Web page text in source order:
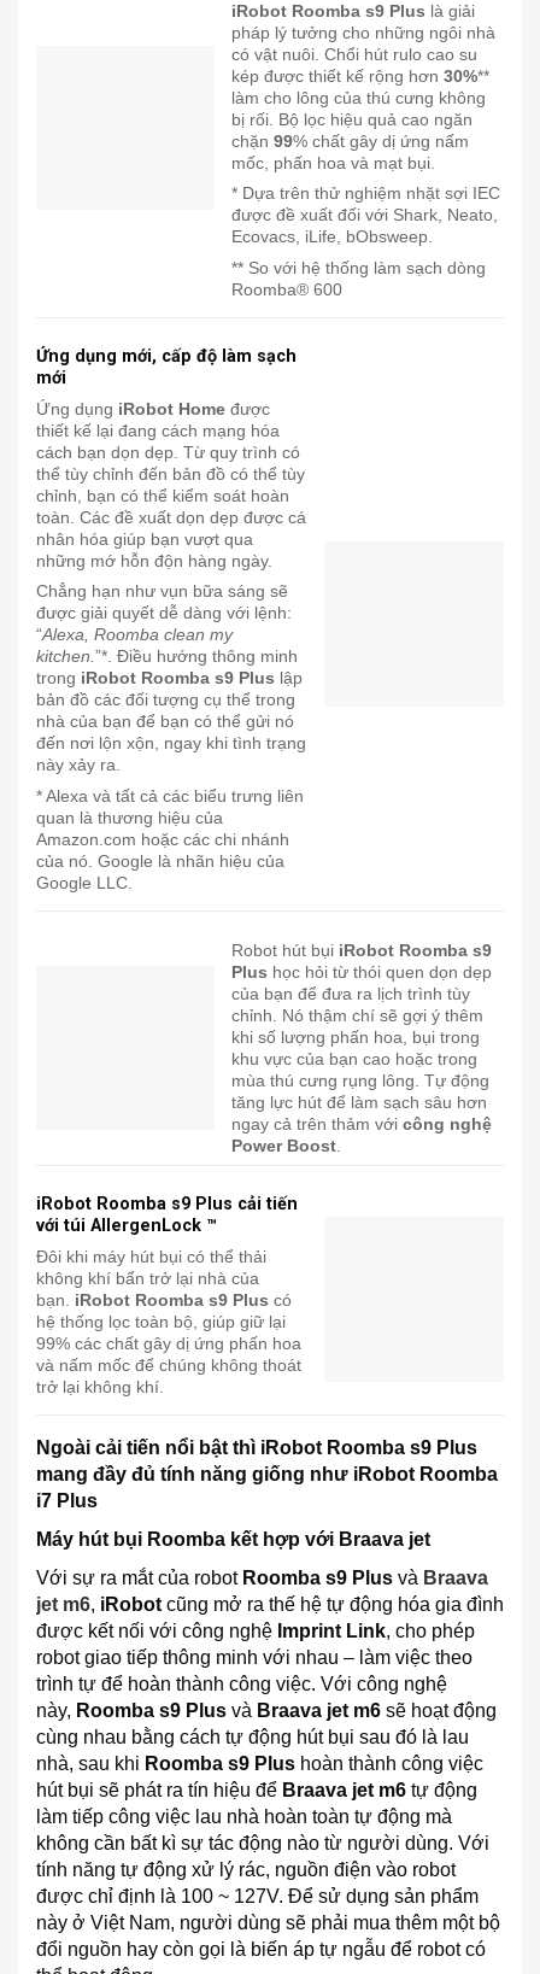
iRobot Roomba s9 Plus là giải
pháp lý tưởng cho những ngôi nhà
có vật nuôi. Chổi hút rulo cao su
kép được thiết kế rộng hơn30%**
làm cho lông của thú cưng không
bị rối. Bộ lọc hiệu quả cao ngăn
chặn99% chất gây dị ứng nấm
mốc, phấn hoa và mạt bụi.
* Dựa trên thử nghiệm nhặt sợi IEC
được đề xuất đối với Shark, Neato,
Ecovacs, iLife, bObsweep.
** So với hệ thống làm sạch dòng
Roomba® 600
Ứng dụng mới, cấp độ làm sạch
mới
Ứng dụng iRobot Home được
thiết kế lại đang cách mạng hóa
cách bạn dọn dẹp. Từ quy trình có
thể tùy chỉnh đến bản đồ có thể tùy
chỉnh, bạn có thể kiểm soát hoàn
toàn. Các đề xuất dọn dẹp được cá
nhân hóa giúp bạn vượt qua
những mớ hỗn độn hàng ngày.
Chẳng hạn như vụn bữa sáng sẽ
được giải quyết dễ dàng với lệnh:
“Alexa, Roomba clean my
kitchen.”*. Điều hướng thông minh
trong iRobot Roomba s9 Plus lập
bản đồ các đối tượng cụ thể trong
nhà của bạn để bạn có thể gửi nó
đến nơi lộn xộn, ngay khi tình trạng
này xảy ra.
* Alexa và tất cả các biểu trưng liên
quan là thương hiệu của
Amazon.com hoặc các chi nhánh
của nó. Google là nhãn hiệu của
Google LLC.
Robot hút bụi iRobot Roomba s9
Plus học hỏi từ thói quen dọn dẹp
của bạn để đưa ra lịch trình tùy
chỉnh. Nó thậm chí sẽ gợi ý thêm
khi số lượng phấn hoa, bụi trong
khu vực của bạn cao hoặc trong
mùa thú cưng rụng lông. Tự động
tăng lực hút để làm sạch sâu hơn
ngay cả trên thảm vớicông nghệ
Power Boost
iRobot Roomba s9 Plus cải tiến
với túi AllergenLock ™
Đôi khi máy hút bụi có thể thải
không khí bẩn trở lại nhà của
bạn. iRobot Roomba s9 Plus có
hệ thống lọc toàn bộ, giúp giữ lại
99% các chất gây dị ứng phấn hoa
và nấm mốc để chúng không thoát
trở lại không khí.
Ngoài cải tiến nổi bật thì iRobot Roomba s9 Plus
mang đầy đủ tính năng giống như iRobot Roomba
i7 Plus
Máy hút bụi Roomba kết hợp với Braava jet
Với sự ra mắt của robot Roomba s9 Plus và Braava
jet m6, iRobot cũng mở ra thế hệ tự động hóa gia đình
được kết nối với công nghệ Imprint Link, cho phép
robot giao tiếp thông minh với nhau – làm việc theo
trình tự để hoàn thành công việc. Với công nghệ
này, Roomba s9 Plus và Braava jet m6 sẽ hoạt động
cùng nhau bằng cách tự động hút bụi sau đó là lau
nhà, sau khi Roomba s9 Plus hoàn thành công việc
hút bụi sẽ phát ra tín hiệu để Braava jet m6 tự động
làm tiếp công việc lau nhà hoàn toàn tự động mà
không cần bất kì sự tác động nào từ người dùng. Với
tính năng tự động xử lý rác, nguồn điện vào robot
được chỉ định là 100 ~ 127V. Để sử dụng sản phẩm
này ở Việt Nam, người dùng sẽ phải mua thêm một bộ
đổi nguồn hay còn gọi là biến áp tự ngẫu để robot có